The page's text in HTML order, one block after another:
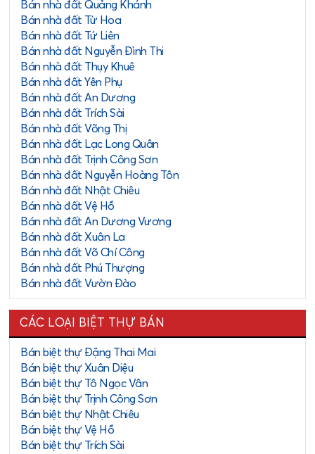
Bán nhà đất Quảng Khánh
Bán nhà đất Từ Hoa
Bán nhà đất Tứ Liên
Bán nhà đất Nguyễn Đình Thi
Bán nhà đất Thụy Khuê
Bán nhà đất Yên Phụ
Bán nhà đất An Dương
Bán nhà đất Trích Sài
Bán nhà đất Võng Thị
Bán nhà đất Lạc Long Quân
Bán nhà đất Trịnh Công Sơn
Bán nhà đất Nguyễn Hoàng Tôn
Bán nhà đất Nhật Chiêu
Bán nhà đất Vệ Hồ
Bán nhà đất An Dương Vương
Bán nhà đất Xuân La
Bán nhà đất Võ Chí Công
Bán nhà đất Phú Thượng
Bán nhà đất Vườn Đào
CÁC LOẠI BIỆT THỰ BÁN
Bán biệt thự Đặng Thai Mai
Bán biệt thự Xuân Diệu
Bán biệt thự Tô Ngọc Vân
Bán biệt thự Trịnh Công Sơn
Bán biệt thự Nhật Chiêu
Bán biệt thự Vệ Hồ
Bán biệt thự Trích Sài